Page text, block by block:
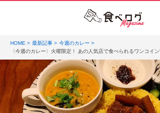
HOME 最新記事
今週のカレー
〈今週のカレー〉火曜限定！ あの人気店で食べられるワンコイン